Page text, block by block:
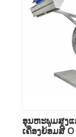
ອຸນຫະພູມສູງແ
ເຄື່ອງຍ້ອມສີ